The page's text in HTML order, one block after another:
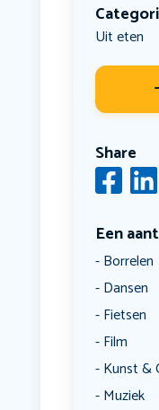
Uit eten
Share
Een
Borrelen
Dansen
Fietsen
Film
Kunst &
Muziek